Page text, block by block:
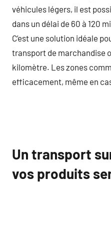
véhicules légers, il est
dans un délai de 60 à 120
C’est une solution idéale
transport de marchandise
kilomètre. Les zones
efficacement, même en
Un transport
vos produits